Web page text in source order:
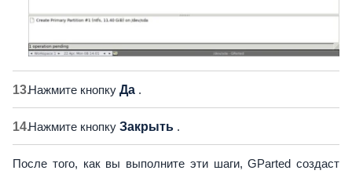
Нажмите кнопку Да .
Нажмите кнопку Закрыть .
После того, как вы выполните эти шаги, GParted создаст